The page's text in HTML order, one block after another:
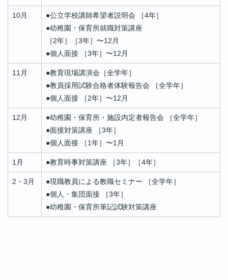
10月 ●公立学校講師希望者説明会 ［4年］
●幼稚園・保育所就職対策講座
［2年］［3年］〜12月
●個人面接 ［3年］〜12月
11月 ●教育現場講演会［全学年］
●教員採用試験合格者体験報告会 ［全学年］
●個人面接 ［2年］〜12月
12月 ●幼稚園・保育所・施設内定者報告会 ［全学年］
●面接対策講座 ［3年］
●個人面接 ［1年］〜1月
1月 ●教育時事対策講座 ［3年］［4年］
2・3月 ●現職教員による教職セミナー ［全学年］
●個人・集団面接 ［3年］
●幼稚園・保育所筆記試験対策講座